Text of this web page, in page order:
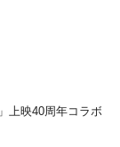
上映40周年コラボ